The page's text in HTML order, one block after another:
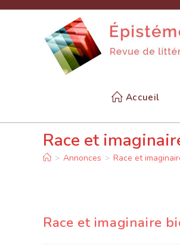
Accueil
Race et
> Annonces > Race et
Race et imaginaire